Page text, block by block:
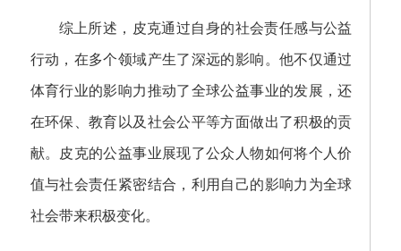
综上所述，皮克通过自身的社会责任感与公益
行动，在多个领域产生了深远的影响。他不仅通过
体育行业的影响力推动了全球公益事业的发展，还
在环保、教育以及社会公平等方面做出了积极的贡
献。皮克的公益事业展现了公众人物如何将个人价
值与社会责任紧密结合，利用自己的影响力为全球
社会带来积极变化。